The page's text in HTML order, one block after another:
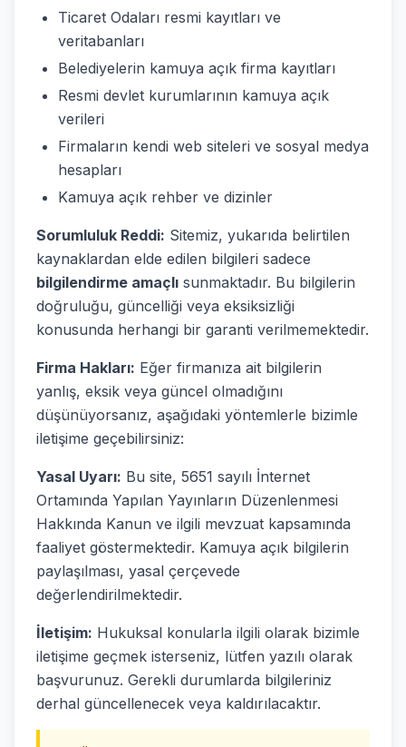
Ticaret Odaları resmi kayıtları ve
veritabanları
Belediyelerin kamuya açık firma kayıtları
Resmi devlet kurumlarının kamuya açık
verileri
Firmaların kendi web siteleri ve sosyal medya
hesapları
Kamuya açık rehber ve dizinler
Sorumluluk Reddi: Sitemiz, yukarıda belirtilen
kaynaklardan elde edilen bilgileri sadece
bilgilendirme amaçlı sunmaktadır. Bu bilgilerin
doğruluğu, güncelliği veya eksiksizliği
konusunda herhangi bir garanti verilmemektedir.
Firma Hakları: Eğer firmanıza ait bilgilerin
yanlış, eksik veya güncel olmadığını
düşünüyorsanız, aşağıdaki yöntemlerle bizimle
iletişime geçebilirsiniz:
Yasal Uyarı: Bu site, 5651 sayılı İnternet
Ortamında Yapılan Yayınların Düzenlenmesi
Hakkında Kanun ve ilgili mevzuat kapsamında
faaliyet göstermektedir. Kamuya açık bilgilerin
paylaşılması, yasal çerçevede
değerlendirilmektedir.
İletişim: Hukuksal konularla ilgili olarak bizimle
iletişime geçmek isterseniz, lütfen yazılı olarak
başvurunuz. Gerekli durumlarda bilgileriniz
derhal güncellenecek veya kaldırılacaktır.